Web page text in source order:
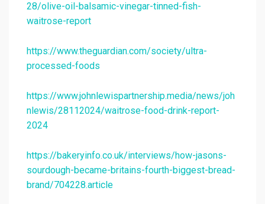
28/olive-oil-balsamic-vinegar-tinned-fish-
waitrose-report
https://www.theguardian.com/society/ultra-
processed-foods
https://www.johnlewispartnership.media/news/joh
nlewis/28112024/waitrose-food-drink-report-
2024
https://bakeryinfo.co.uk/interviews/how-jasons-
sourdough-became-britains-fourth-biggest-bread-
brand/704228.article